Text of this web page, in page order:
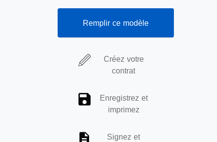
Créez votre
contrat
Enregistrez et
imprimez
Signez et
Remplir ce modèle